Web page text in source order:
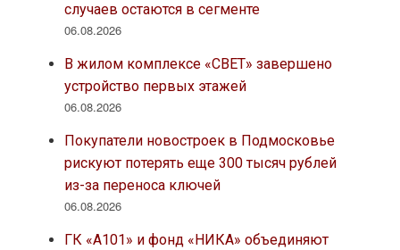
случаев остаются в сегменте
06.08.2026
В жилом комплексе «СВЕТ» завершено
устройство первых этажей
06.08.2026
Покупатели новостроек в Подмосковье
рискуют потерять еще 300 тысяч рублей
из-за переноса ключей
06.08.2026
ГК «А101» и фонд «НИКА» объединяют